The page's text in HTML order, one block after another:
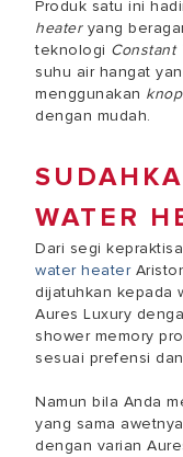
Produk satu ini
heater yang
teknologi Constant
suhu air hangat
menggunakan knop
dengan mudah.
WATER
Dari segi
water heater
dijatuhkan kepada
Aures Luxury
shower memory
sesuai prefensi
Namun bila Anda
yang sama
dengan varian